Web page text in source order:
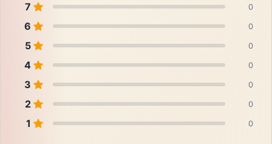
7 0
6 0
5 0
4 0
3 0
2 0
1 0